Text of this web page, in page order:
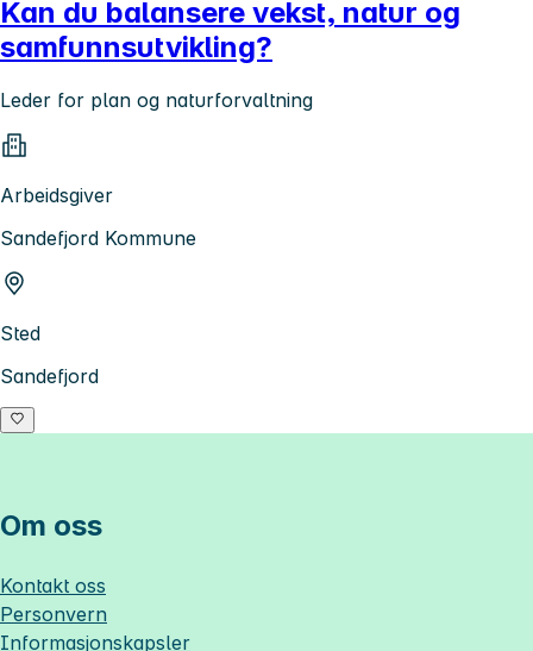
Kan du balansere vekst, natur og
samfunnsutvikling?
Leder for plan og naturforvaltning
Arbeidsgiver
Sandefjord Kommune
Sted
Sandefjord
Om oss
Kontakt oss
Personvern
Informasjonskapsler